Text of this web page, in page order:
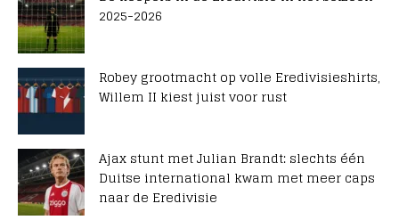
2025-2026
Robey grootmacht op volle Eredivisieshirts,
Willem II kiest juist voor rust
Ajax stunt met Julian Brandt: slechts één
Duitse international kwam met meer caps
naar de Eredivisie